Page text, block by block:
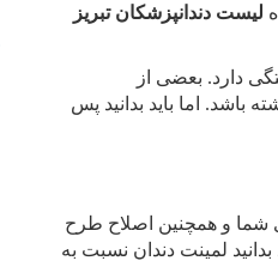
لیست دندانپزشکان تبریز
دارد. بعضی از
باشد. اما باید بدانید پس
شما و همچنین اصلاح طرح
لمینت دندان نسبت به